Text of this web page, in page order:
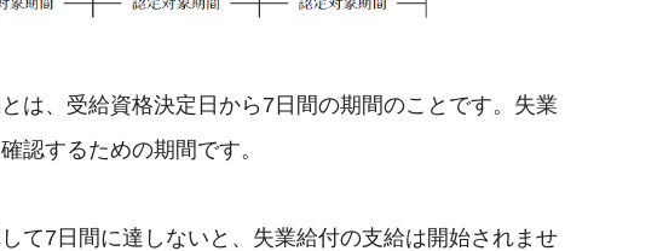
は、受給資格決定日から7日間の期間のことです。失業
認するための期間です。
て7日間に達しないと、失業給付の支給は開始されませ